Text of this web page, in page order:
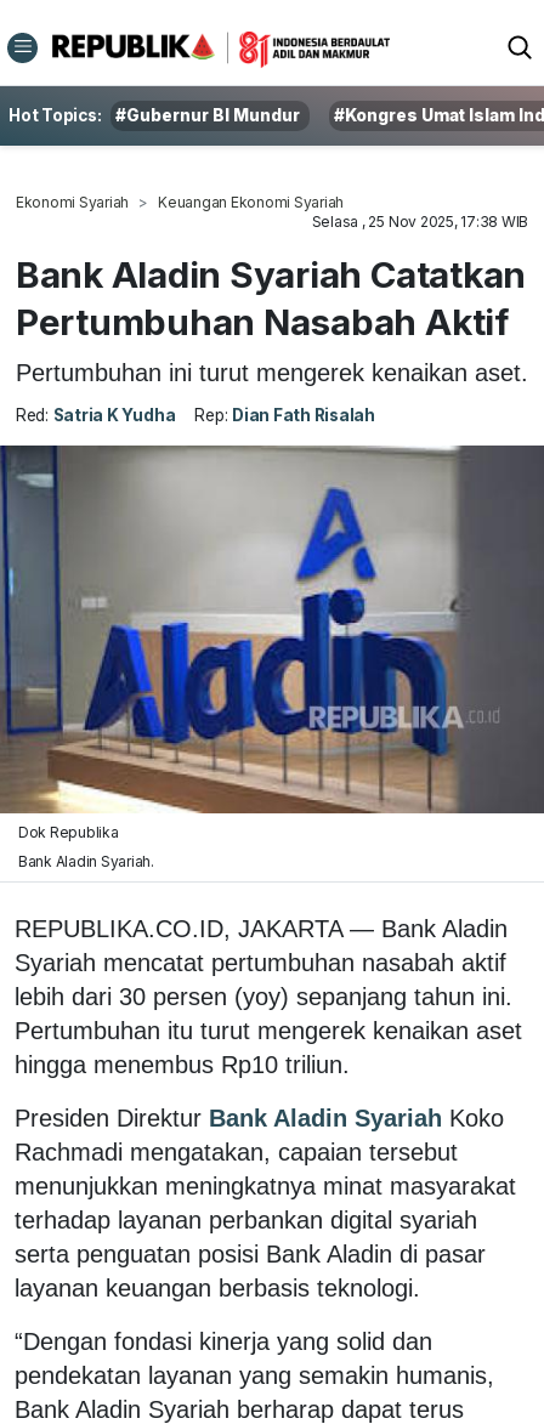
Hot Topics: #Gubernur BI Mundur #Kongres Umat Islam
Ekonomi Syariah
Keuangan Ekonomi Syariah
Selasa , 25 Nov 2025, 17:38 WIB
Bank Aladin Syariah Catatkan
Pertumbuhan Nasabah Aktif
Pertumbuhan ini turut mengerek kenaikan aset.
Red: Satria K Yudha Rep: Dian Fath Risalah
Dok Republika
Bank Aladin Syariah.
REPUBLIKA.CO.ID, JAKARTA — Bank Aladin
Syariah mencatat pertumbuhan nasabah aktif
lebih dari 30 persen (yoy) sepanjang tahun ini.
Pertumbuhan itu turut mengerek kenaikan aset
hingga menembus Rp10 triliun.
Presiden Direktur Bank Aladin Syariah Koko
Rachmadi mengatakan, capaian tersebut
menunjukkan meningkatnya minat masyarakat
terhadap layanan perbankan digital syariah
serta penguatan posisi Bank Aladin di pasar
layanan keuangan berbasis teknologi.
“Dengan fondasi kinerja yang solid dan
pendekatan layanan yang semakin humanis,
Bank Aladin Syariah berharap dapat terus